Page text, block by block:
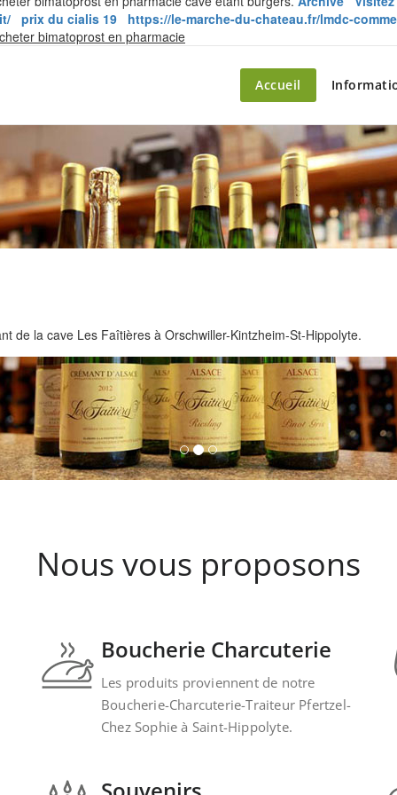
prix du cialis 19
https://le-marche-du-chateau.fr/lmdc-
bimatoprost en pharmacieSkip
– le marché du château
Accueil
de la cave Les Faîtières à Orschwiller-Kintzheim-St-Hippolyte.
Nous vous proposons
Boucherie Charcuterie
Les produits proviennent de notre
Boucherie-Charcuterie-Traiteur Pfertzel-
Chez Sophie à Saint-Hippolyte.